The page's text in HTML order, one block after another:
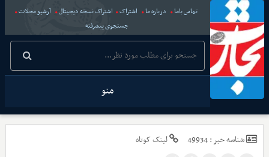
تماس باما درباره ما اشتراک اشتراک نسخه دیجیتال
آرشیو مجلات
جستجوی پیشرفته
منو
شناسه خبر :49934 لینک کوتاه